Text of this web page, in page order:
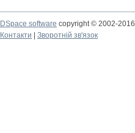
DSpace software copyright © 2002-2016
Контакти
Зворотній зв'язок